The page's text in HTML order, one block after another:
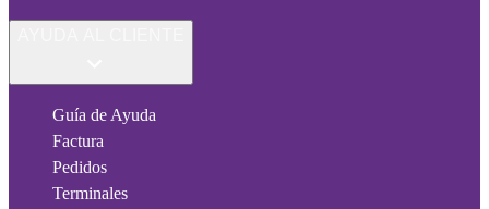
Guía de Ayuda
Factura
Pedidos
Terminales